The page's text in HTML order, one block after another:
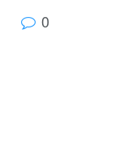
0